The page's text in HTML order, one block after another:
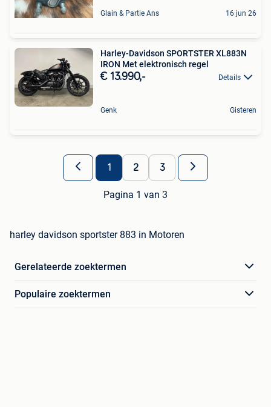
Glain & Partie Ans 16 jun 26
Harley-Davidson SPORTSTER XL883N
IRON Met elektronisch regel
€ 13.990,- Details
Genk Gisteren
1 2 3
Pagina 1 van 3
harley davidson sportster 883 in Motoren
Gerelateerde zoektermen
Populaire zoektermen